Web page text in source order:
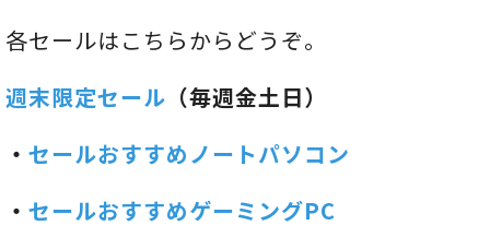
各セールはこちらからどうぞ。
週末限定セール （毎週金土日）
・ セールおすすめノートパソコン
・ セールおすすめゲーミングPC